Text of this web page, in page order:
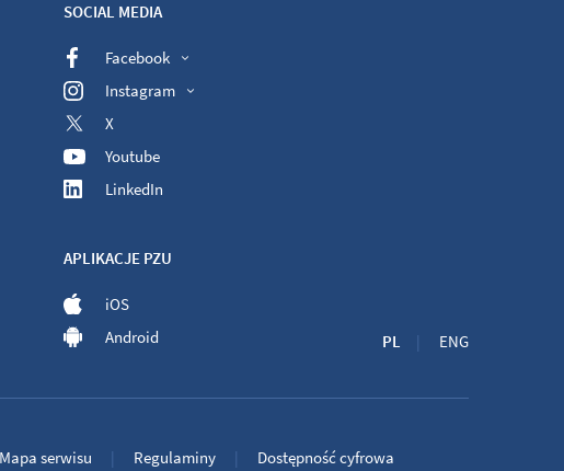
SOCIAL MEDIA
Facebook
Instagram
X
Youtube
LinkedIn
APLIKACJE PZU
iOS
Android
PL ENG
Mapa serwisu Regulaminy Dostępność cyfrowa